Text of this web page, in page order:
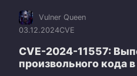
Vulner Queen
03.12.2024CVE
CVE-2024-11557:
произвольного кода